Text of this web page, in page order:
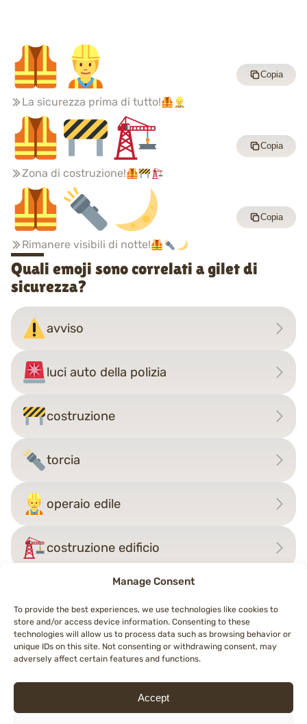
Manage Consent
To provide the best experiences, we use technologies like cookies to
store and/or access device information. Consenting to these
technologies will allow us to process data such as browsing behavior or
unique IDs on this site. Not consenting or withdrawing consent, may
adversely affect certain features and functions.
Accept
La sicurezza prima di tutto!
Copia
Zona di costruzione!
Copia
Rimanere visibili di notte!
Copia
Quali emoji sono correlati a gilet di
sicurezza?
avviso
luci auto della polizia
costruzione
torcia
operaio edile
costruzione edificio
Navigazione
articoli
←
supercriminale
orecchio con apparecchio
acustico→